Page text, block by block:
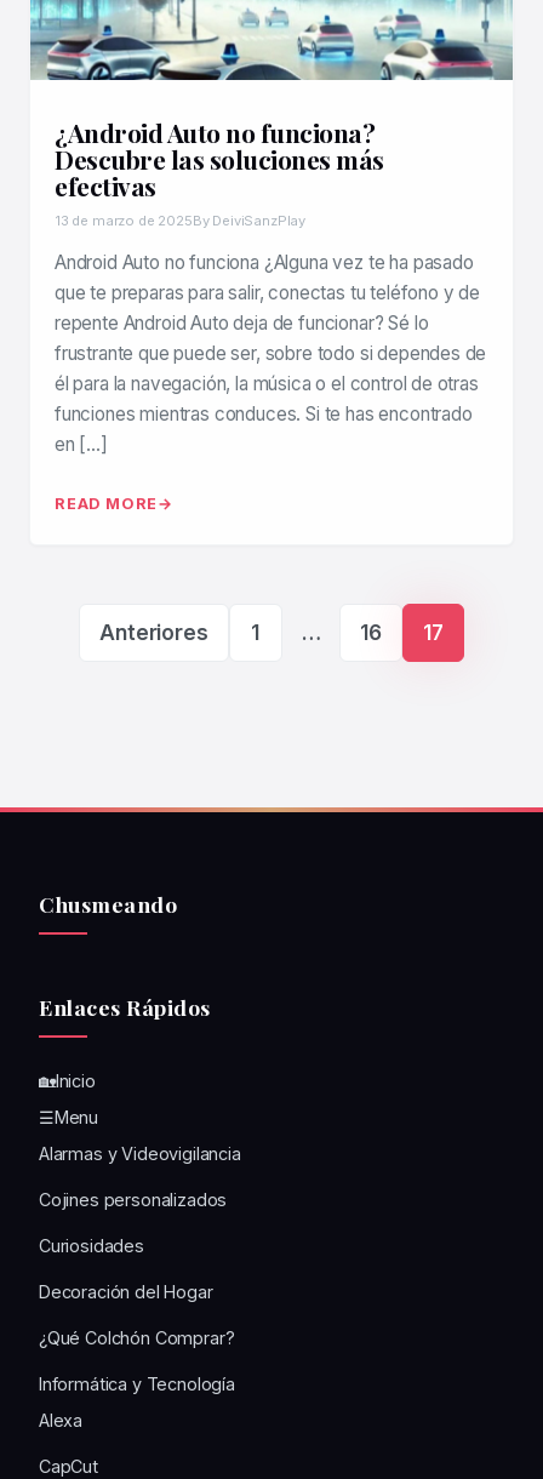
¿Android Auto no funciona?
Descubre las soluciones más
efectivas
13 de marzo de 2025By DeiviSanzPlay
Android Auto no funciona ¿Alguna vez te ha pasado
que te preparas para salir, conectas tu teléfono y de
repente Android Auto deja de funcionar? Sé lo
frustrante que puede ser, sobre todo si dependes de
él para la navegación, la música o el control de otras
funciones mientras conduces. Si te has encontrado
en […]
READ MORE
Paginación de
Anteriores 1 … 16 17
Chusmeando
Enlaces Rápidos
🏡Inicio
☰Menu
Alarmas y Videovigilancia
Cojines personalizados
Curiosidades
Decoración del Hogar
¿Qué Colchón Comprar?
Informática y Tecnología
Alexa
CapCut